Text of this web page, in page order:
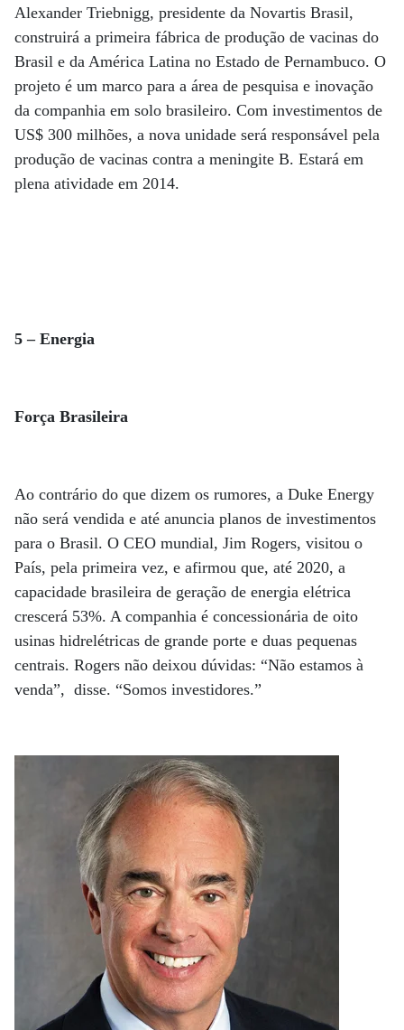
Alexander Triebnigg, presidente da Novartis Brasil,
construirá a primeira fábrica de produção de vacinas do
Brasil e da América Latina no Estado de Pernambuco. O
projeto é um marco para a área de pesquisa e inovação
da companhia em solo brasileiro. Com investimentos de
US$ 300 milhões, a nova unidade será responsável pela
produção de vacinas contra a meningite B. Estará em
plena atividade em 2014.
5 – Energia
Força Brasileira
Ao contrário do que dizem os rumores, a Duke Energy
não será vendida e até anuncia planos de investimentos
para o Brasil. O CEO mundial, Jim Rogers, visitou o
País, pela primeira vez, e afirmou que, até 2020, a
capacidade brasileira de geração de energia elétrica
crescerá 53%. A companhia é concessionária de oito
usinas hidrelétricas de grande porte e duas pequenas
centrais. Rogers não deixou dúvidas: “Não estamos à
venda”, disse. “Somos investidores.”